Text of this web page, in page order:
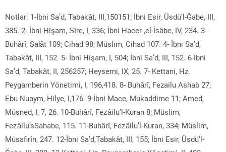
Notlar: 1-İbni Sa’d, Tabakât, III,150151; İbni Esir, Üsdü’l-Ğabe, III,
385. 2- İbni Hişam, Sîre, I, 336; İbni Hacer ,el-İsâbe, IV, 234. 3-
Buhârî, Salât 109; Cihad 98; Müslim, Cihad 107. 4- İbni Sa’d,
Tabakât, III, 152. 5- İbni Hişam, I, 504; İbni Sa’d, III, 152. 6-İbni
Sa’d, Tabakât, II, 256257; Heysemi, IX, 25. 7- Kettani, Hz.
Peygamberin Yönetimi, I, 196,418. 8- Buhârî, Fezailu Ashab 27;
Ebu Nuaym, Hilye, I,176. 9-İbni Mace, Mukaddime 11; Amed,
Müsned, I, 7, 26. 10-Buhârî, Fezâilu’l-Kuran 8; Müslim,
Fezâilu’sSahabe, 115. 11-Buhârî, Fezâilu’l-Kuran, 334; Müslim,
Müsafirîn, 247. 12-İbni Sa’d,Tabakât, III, 155; İbni Esir, Üsdü’l-